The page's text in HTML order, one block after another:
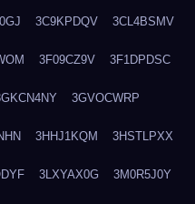
3C9KPDQV 3CL4BSMV
3F09CZ9V 3F1DPDSC
3GVOCWRP
3HHJ1KQM 3HSTLPXX
3LXYAX0G 3M0R5J0Y